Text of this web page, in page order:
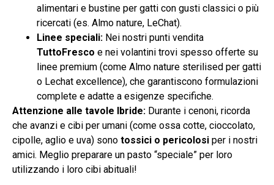
alimentari e bustine per gatti con gusti classici o più
ricercati (es. Almo nature, LeChat).
Linee speciali: Nei nostri punti vendita
TuttoFresco e nei volantini trovi spesso offerte su
linee premium (come Almo nature sterilised per gatti
o Lechat excellence), che garantiscono formulazioni
complete e adatte a esigenze specifiche.
Attenzione alle tavole Ibride: Durante i cenoni, ricorda
che avanzi e cibi per umani (come ossa cotte, cioccolato,
cipolle, aglio e uva) sono tossici o pericolosi per i nostri
amici. Meglio preparare un pasto “speciale” per loro
utilizzando i loro cibi abituali!